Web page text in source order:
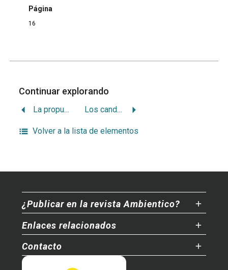
Página
16
Continuar explorando
La propuesta de los partidos políticos y su pertinencia Los candidatos ante la explotación de petróleo en Costa Rica
Volver a la lista de elementos
¿Publicar en la revista Ambientico?
Enlaces relacionados
Contacto